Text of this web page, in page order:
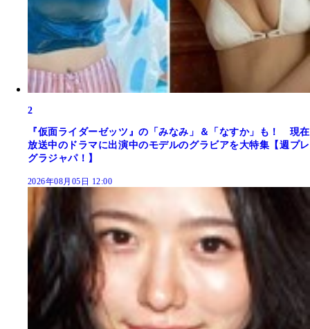
2
『仮面ライダーゼッツ』の「みなみ」＆「なすか」も！ 現在
放送中のドラマに出演中のモデルのグラビアを大特集【週プレ
グラジャパ！】
2026年08月05日 12:00